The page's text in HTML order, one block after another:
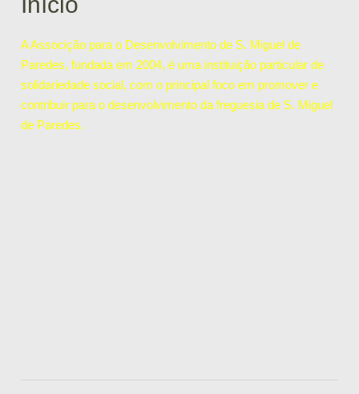
A Associção para o Desenvolvimento de S. Miguel de
Paredes, fundada em 2004, é uma instituição particular de
solidariedade social, com o principal foco em promover e
contribuir para o desenvolvimento da freguesia de S. Miguel
de Paredes.